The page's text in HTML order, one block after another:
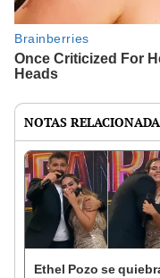
NOTAS
Ethel Pozo se